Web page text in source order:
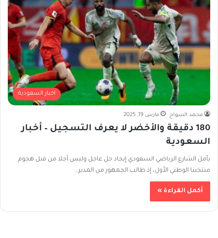
اخبار السعودية
محمد السواح مارس 19, 2025
180 دقيقة والأخضر لا يعرف التسجيل – أخبار
السعودية
يأمل الشارع الرياضي السعودي إيجاد حل عاجل وليس آجلا من قبل هجوم
منتخبنا الوطني الأول، إذ طالب الجمهور من المدير…
أكمل القراءة »